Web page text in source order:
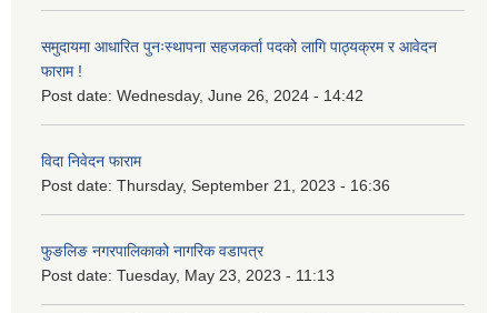
समुदायमा आधारित पुनःस्थापना सहजकर्ता पदको लागि पाठ्यक्रम र आवेदन
फाराम !
Post date: Wednesday, June 26, 2024 - 14:42
विदा निवेदन फाराम
Post date: Thursday, September 21, 2023 - 16:36
फुङलिङ नगरपालिकाको नागरिक वडापत्र
Post date: Tuesday, May 23, 2023 - 11:13